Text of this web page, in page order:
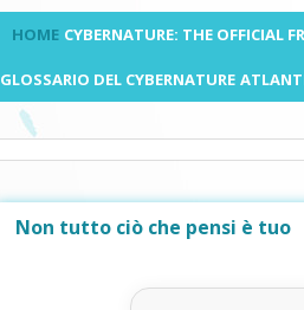
HOME CYBERNATURE: THE OFFICIAL
GLOSSARIO DEL CYBERNATURE
Non tutto ciò che pensi è tuo